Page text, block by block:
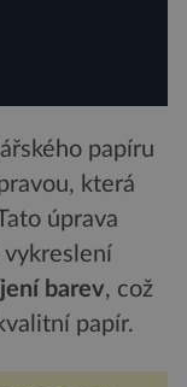
papíru
která
úprava
barev, což
papír.